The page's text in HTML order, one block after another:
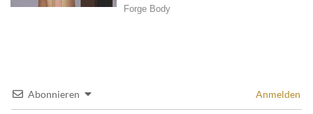
Abonnieren Anmelden